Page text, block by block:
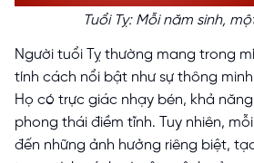
Tuổi Tỵ: Mỗi năm sinh,
Người tuổi Tỵ thường mang trong
tính cách nổi bật như sự thông
Họ có trực giác nhạy bén, khả
phong thái điềm tĩnh. Tuy nhiên,
đến những ảnh hưởng riêng biệt,